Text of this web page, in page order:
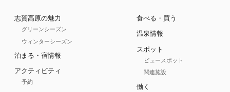
志賀高原の魅力
グリーンシーズン
ウィンターシーズン
泊まる・宿情報
アクティビティ
予約
食べる・買う
温泉情報
スポット
ビュースポット
関連施設
働く